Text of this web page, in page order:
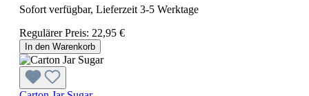
Sofort verfügbar, Lieferzeit 3-5 Werktage
Regulärer Preis: 22,95 €
In den Warenkorb